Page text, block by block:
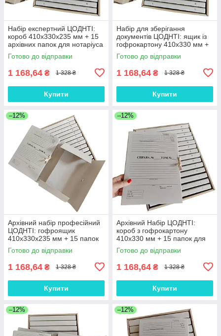
Набір експертний ЦОДНТІ:
короб 410х330х235 мм + 15
архівних папок для нотаріуса
320х230х20 мм (NAB-GB-
410+15PA4-20-3)
Готово до відправки
1 168,64 ₴ 1 328 ₴
Купити
Набір для зберігання
документів ЦОДНТІ: ящик із
гофрокартону 410х330 мм +
15 Папок для нотаріуса 20
мм (NAB-GB-410+15PA4-20-
Готово до відправки
1 168,64 ₴ 1 328 ₴
Купити
–12%
Архівний набір професійний
ЦОДНТІ: гофроящик
410х330х235 мм + 15 папок
для нотаріуса А4 з клапаном
корінець 20 мм
Готово до відправки
1 168,64 ₴ 1 328 ₴
Купити
–12%
Архівний Набір ЦОДНТІ:
короб з гофрокартону
410х330 мм + 15 папок для
нотаріуса з клапаном
корінець 20 мм (NAB-GB-
Готово до відправки
1 168,64 ₴ 1 328 ₴
Купити
–12% –12%